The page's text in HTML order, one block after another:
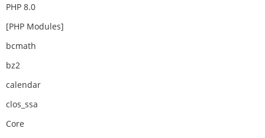
PHP 8.0
[PHP Modules]
bcmath
bz2
calendar
clos_ssa
Core